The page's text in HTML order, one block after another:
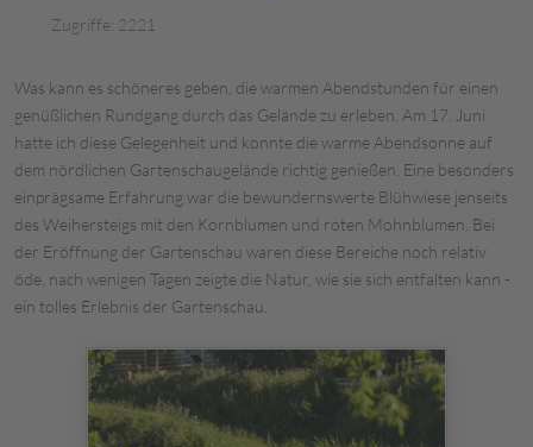
Zugriffe: 2221
Was kann es schöneres geben, die warmen Abendstunden für einen
genüßlichen Rundgang durch das Gelände zu erleben. Am 17. Juni
hatte ich diese Gelegenheit und konnte die warme Abendsonne auf
dem nördlichen Gartenschaugelände richtig genießen. Eine besonders
einprägsame Erfahrung war die bewundernswerte Blühwiese jenseits
des Weihersteigs mit den Kornblumen und roten Mohnblumen. Bei
der Eröffnung der Gartenschau waren diese Bereiche noch relativ
öde, nach wenigen Tagen zeigte die Natur, wie sie sich entfalten kann -
ein tolles Erlebnis der Gartenschau.